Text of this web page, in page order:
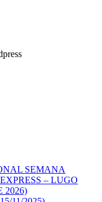
SEMANA
– LUGO
2026)